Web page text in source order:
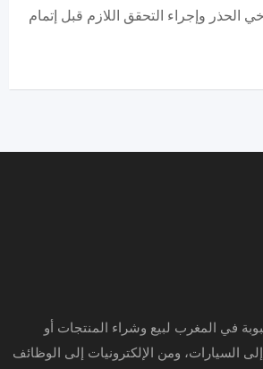
الحذر وإجراء التحقق اللازم قبل إتمام
في المغرب لبيع وشراء المنتجات أو
السيارات، ومن الإلكترونيات إلى الوظائف